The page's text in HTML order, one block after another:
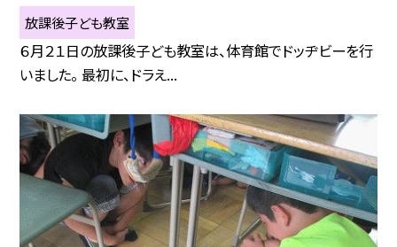
放課後子ども教室
６月２１日の放課後子ども教室は、体育館でドッヂビーを行
いました。 最初に、ドラえ...